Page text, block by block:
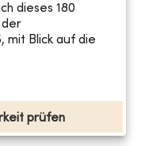
dieses 180
der
mit Blick auf die
prüfen